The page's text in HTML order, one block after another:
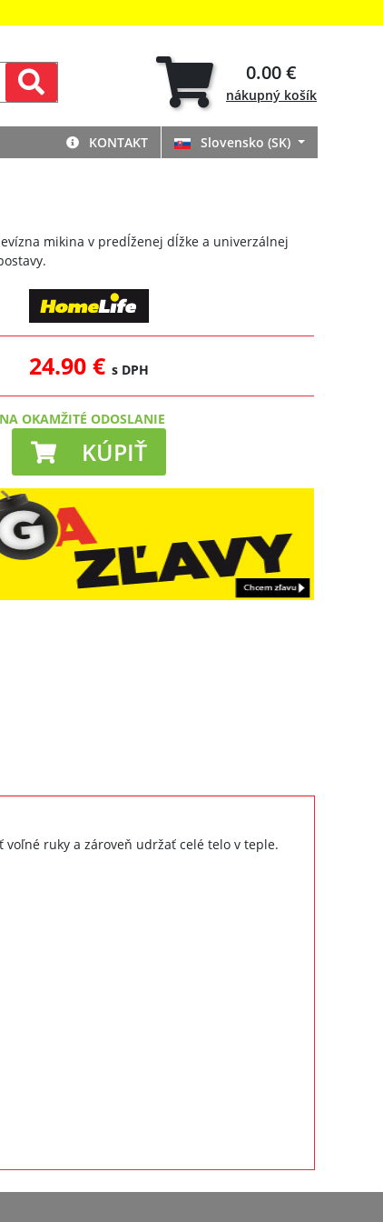
0.00 €
nákupný košík
KONTAKT Slovensko (SK)
mikina v predĺženej dĺžke a univerzálnej
24.90 €s DPH
NA OKAMŽITÉ ODOSLANIE
KÚPIŤ
ruky a zároveň udržať celé telo v teple.